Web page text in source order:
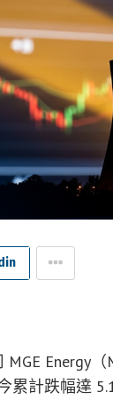
Energy（
累計跌幅達